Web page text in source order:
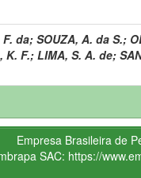
F. da; SOUZA, A. da S.;
K. F.; LIMA, S. A. de;
Empresa Brasileira de
SAC: https://